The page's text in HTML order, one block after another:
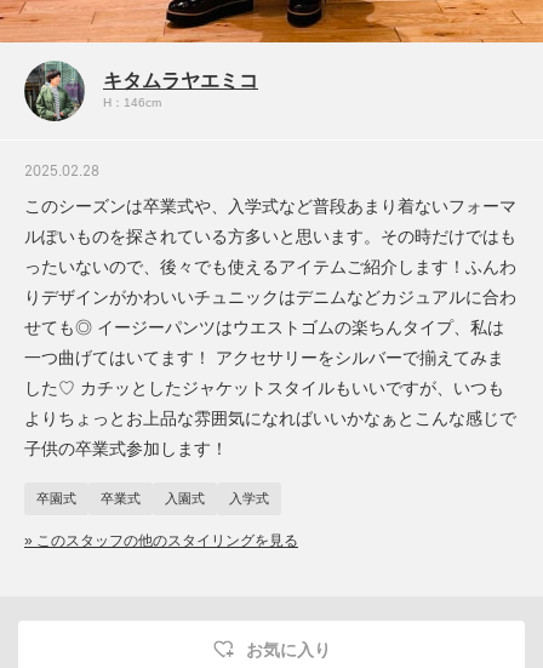
キタムラヤエミコ
H：146cm
2025.02.28
このシーズンは卒業式や、入学式など普段あまり着ないフォーマ
ルぽいものを探されている方多いと思います。その時だけではも
ったいないので、後々でも使えるアイテムご紹介します！ふんわ
りデザインがかわいいチュニックはデニムなどカジュアルに合わ
せても◎ イージーパンツはウエストゴムの楽ちんタイプ、私は
一つ曲げてはいてます！ アクセサリーをシルバーで揃えてみま
した♡ カチッとしたジャケットスタイルもいいですが、いつも
よりちょっとお上品な雰囲気になればいいかなぁとこんな感じで
子供の卒業式参加します！
卒園式 卒業式 入園式 入学式
» このスタッフの他のスタイリングを見る
お気に入り